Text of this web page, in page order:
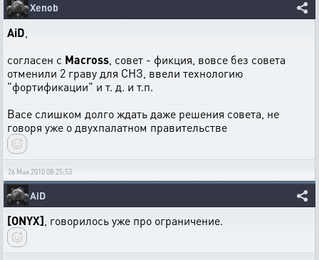
Xenob
AiD
согласен с Macross , совет - фикция, вовсе без совета
отменили 2 граву для СНЗ, ввели технологию
"фортификации" и т. д. и т.п.
Васе слишком долго ждать даже решения совета, не
говоря уже о двухпалатном правительстве
26 Мая 2010 08:25:53
AiD
[ONYX] , говорилось уже про ограничение.